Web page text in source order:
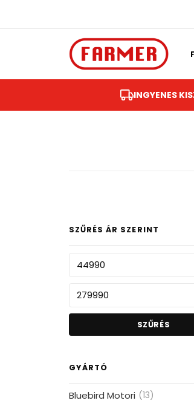
INGYENES
SZŰRÉS ÁR SZERINT
SZŰRÉS
GYÁRTÓ
Bluebird Motori (13)